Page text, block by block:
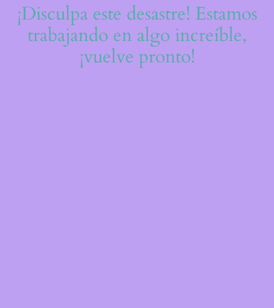
¡Disculpa este desastre! Estamos
trabajando en algo increíble,
¡vuelve pronto!